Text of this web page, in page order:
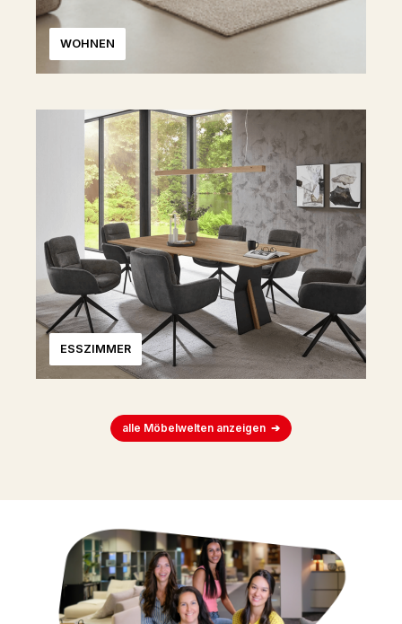
WOHNEN
ESSZIMMER
alle Möbelwelten anzeigen